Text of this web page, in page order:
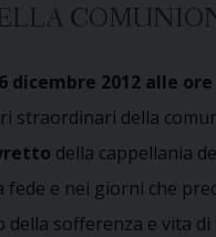
dicembre 2012 alle ore
della
della cappellania
fede e nei giorni che
sofferenza e vita